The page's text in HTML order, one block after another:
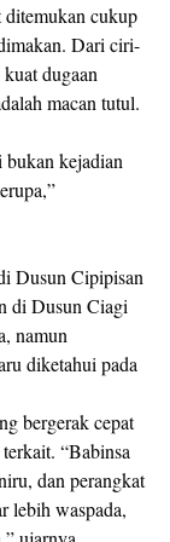
ditemukan cukup
Dari ciri-
dugaan
macan tutul.
bukan kejadian
Dusun Cipipisan
di Dusun Ciagi
namun
diketahui pada
bergerak cepat
“Babinsa
dan perangkat
lebih waspada,